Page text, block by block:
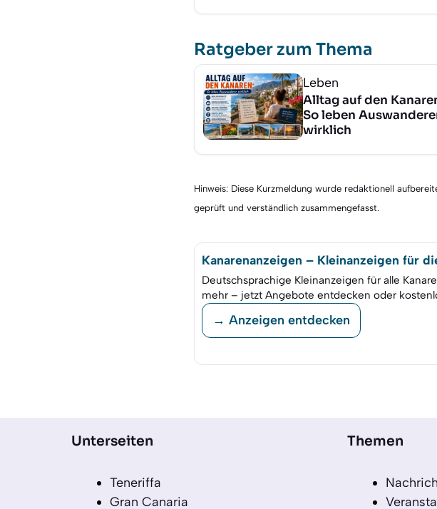
Ratgeber zum Thema
Leben
Alltag auf den
So leben
wirklich
Hinweis: Diese Kurzmeldung wurde redaktionell
geprüft und verständlich zusammengefasst.
Kanarenanzeigen – Kleinanzeigen für
Deutschsprachige Kleinanzeigen für alle
mehr – jetzt Angebote entdecken oder
→ Anzeigen entdecken
Unterseiten
Teneriffa
Gran Canaria
Themen